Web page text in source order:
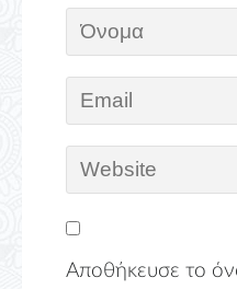
Αποθήκευσε το